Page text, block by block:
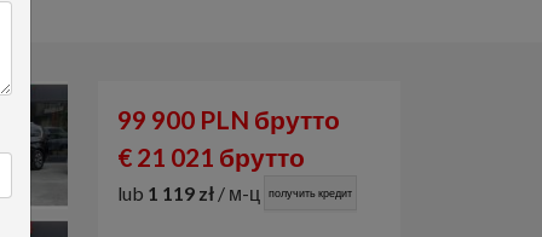
99 900 PLN брутто
€ 21 021 брутто
lub 1 119 zł / м-ц получить кредит